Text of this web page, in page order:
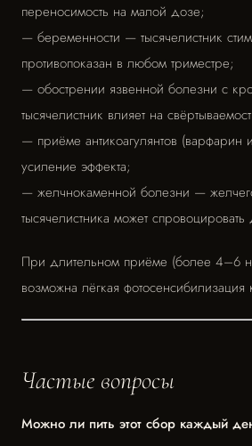
переносимость на малой дозе;
— беременности — тысячелистник
противопоказан в любом триместре;
— обострении язвенной болезни с
тысячелистник влияет на
— приёме антикоагулянтов
усиление эффекта;
— желчнокаменной болезни —
тысячелистника может
При длительном приёме (более 4–6
возможна лёгкая фотосенсибилизация
Частые вопросы
Можно ли пить этот сбор каждый